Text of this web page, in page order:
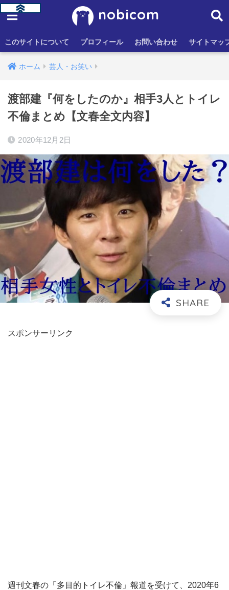
nobicom
このサイトについて プロフィール お問い合わせ サイトマッ
ホーム 芸人・お笑い
渡部建『何をしたのか』相手3人とトイレ
不倫まとめ【文春全文内容】
2020年12月2日
スポンサーリンク
週刊文春の「多目的トイレ不倫」報道を受けて、2020年6